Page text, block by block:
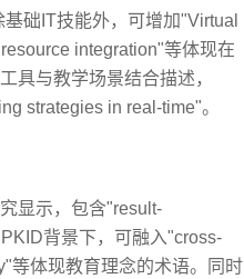
础IT技能外，可增加"Virtual
integration"等体现在
具与教学场景结合描述，
strategies in real-time"。
显示，包含"result-
背景下，可融入"cross-
等体现教育理念的术语。同时